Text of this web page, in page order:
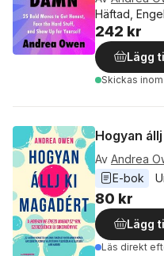
Häftad,
242 kr
Lägg
Skickas
Hogyan
Av Andrea
E-bok
80 kr
Lägg
Läs direkt